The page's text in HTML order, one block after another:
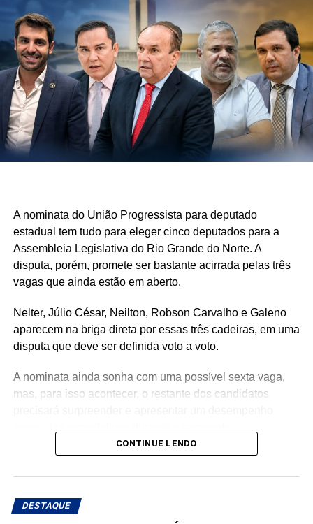
A nominata do União Progressista para deputado
estadual tem tudo para eleger cinco deputados para a
Assembleia Legislativa do Rio Grande do Norte. A
disputa, porém, promete ser bastante acirrada pelas três
vagas que ainda estão em aberto.
Nelter, Júlio César, Neilton, Robson Carvalho e Galeno
aparecem na briga direta por essas três cadeiras, em uma
disputa que deve ser definida voto a voto.
A nominata ainda sonha com uma possível sexta vaga,
mas, para isso acontecer, o restante dos candidatos
Teoricamente, Kleber Rodrigues e Cinthia, esposa de
Allyson Bezerra, pré-candidato ao Governo do Estado,
votação dentro da nominata.
CONTINUE LENDO
DESTAQUE